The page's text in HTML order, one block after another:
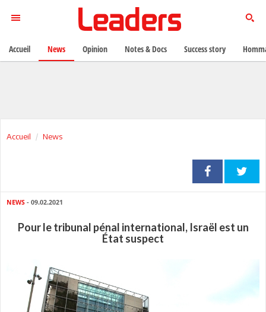
Accueil News
NEWS - 09.02.2021
Pour le tribunal pénal international, Israël est un
État suspect
Accueil News Opinion Notes & Docs Success story